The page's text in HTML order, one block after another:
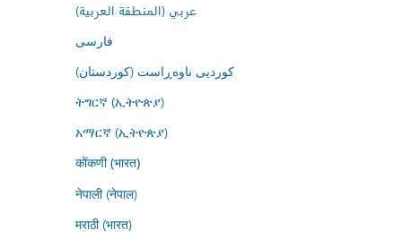
عربي (المنطقة العربية)
فارسى
کوردیی ناوەڕاست (کوردستان)
ትግርኛ (ኢትዮጵያ)
አማርኛ (ኢትዮጵያ)
कोंकणी (भारत)
नेपाली (नेपाल)
मराठी (भारत)